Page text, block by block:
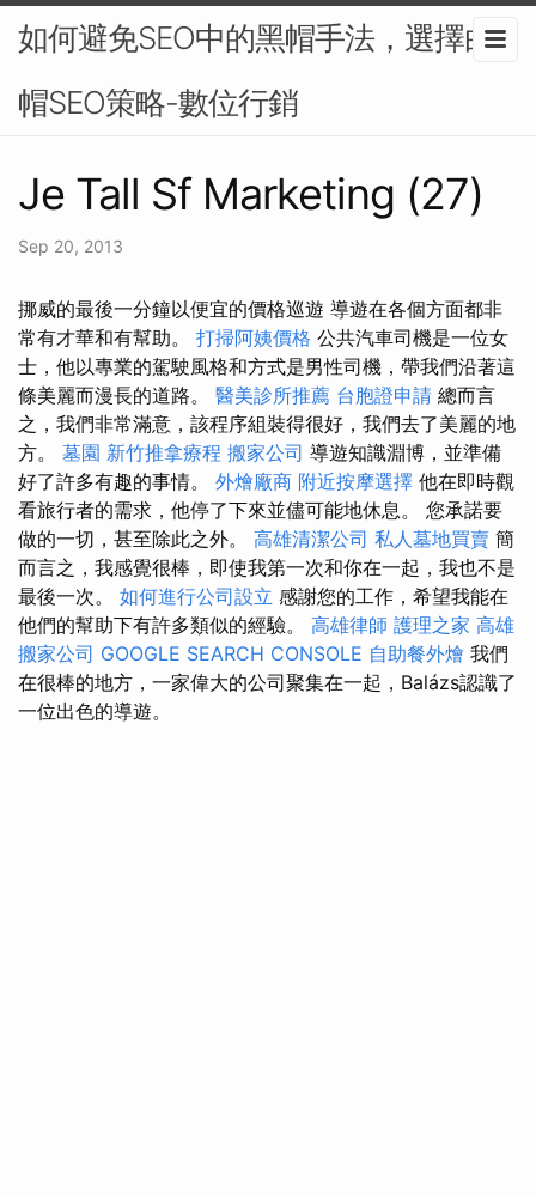
如何避免SEO中的黑帽手法，選擇白
帽SEO策略-數位行銷
Je Tall Sf Marketing (27)
Sep 20, 2013
挪威的最後一分鐘以便宜的價格巡遊 導遊在各個方面都非
常有才華和有幫助。 打掃阿姨價格 公共汽車司機是一位女
士，他以專業的駕駛風格和方式是男性司機，帶我們沿著這
條美麗而漫長的道路。 醫美診所推薦 台胞證申請 總而言
之，我們非常滿意，該程序組裝得很好，我們去了美麗的地
方。 墓園 新竹推拿療程 搬家公司 導遊知識淵博，並準備
好了許多有趣的事情。 外燴廠商 附近按摩選擇 他在即時觀
看旅行者的需求，他停了下來並儘可能地休息。 您承諾要
做的一切，甚至除此之外。 高雄清潔公司 私人墓地買賣 簡
而言之，我感覺很棒，即使我第一次和你在一起，我也不是
最後一次。 如何進行公司設立 感謝您的工作，希望我能在
他們的幫助下有許多類似的經驗。 高雄律師 護理之家 高雄
搬家公司 GOOGLE SEARCH CONSOLE 自助餐外燴 我們
在很棒的地方，一家偉大的公司聚集在一起，Balázs認識了
一位出色的導遊。